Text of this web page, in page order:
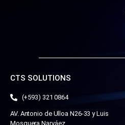
CTS SOLUTIONS
(+593) 321 0864
AV. Antonio de Ulloa N26-33 y Luis
Mosquera Narváez